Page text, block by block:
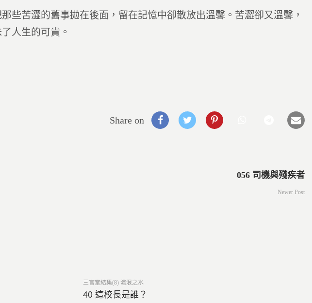
些苦澀的舊事拋在後面，留在記憶中卻散放出溫馨。苦澀卻又溫馨，
人生的可貴。
Share on
056 司機與殘疾者
Newer Post
Posted
三言堂結集(8) 滄浪之水
40 這校長是誰？